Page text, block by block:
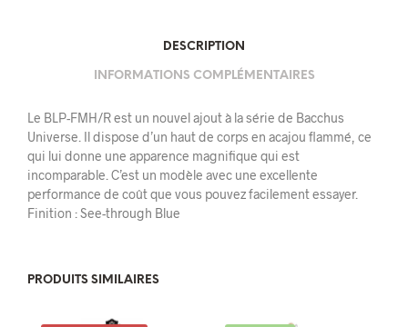
DESCRIPTION
INFORMATIONS COMPLÉMENTAIRES
Le BLP-FMH/R est un nouvel ajout à la série de Bacchus
Universe. Il dispose d’un haut de corps en acajou flammé, ce
qui lui donne une apparence magnifique qui est
incomparable. C’est un modèle avec une excellente
performance de coût que vous pouvez facilement essayer.
Finition : See-through Blue
PRODUITS SIMILAIRES